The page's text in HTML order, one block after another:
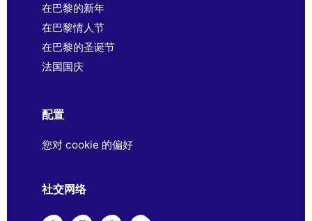
在巴黎的新年
在巴黎情人节
在巴黎的圣诞节
法国国庆
配置
您对 cookie 的偏好
社交网络